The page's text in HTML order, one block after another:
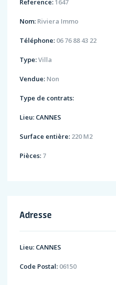
Reference: 1647
Nom: Riviera Immo
Téléphone: 06 76 88 43 22
Type:Villa
Vendue: Non
Type de contrats:
Lieu: CANNES
Surface entière: 220 M2
Pièces: 7
Adresse
Lieu: CANNES
Code Postal: 06150